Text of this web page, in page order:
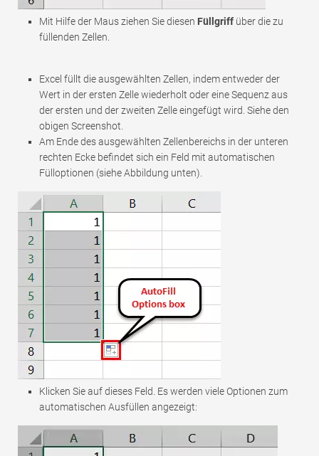
Mit Hilfe der Maus ziehen Sie diesen Füllgriff über die zu
füllenden Zellen.
Excel füllt die ausgewählten Zellen, indem entweder der
Wert in der ersten Zelle wiederholt oder eine Sequenz aus
der ersten und der zweiten Zelle eingefügt wird. Siehe den
obigen Screenshot.
Am Ende des ausgewählten Zellenbereichs in der unteren
rechten Ecke befindet sich ein Feld mit automatischen
Fülloptionen (siehe Abbildung unten).
Klicken Sie auf dieses Feld. Es werden viele Optionen zum
automatischen Ausfüllen angezeigt: